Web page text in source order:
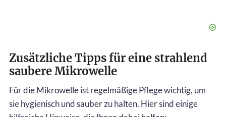
Zusätzliche Tipps für eine strahlend
saubere Mikrowelle
Für die Mikrowelle ist regelmäßige Pflege wichtig, um
sie hygienisch und sauber zu halten. Hier sind einige